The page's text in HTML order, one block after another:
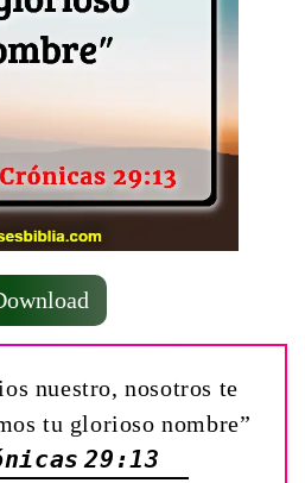
nuestro, nosotros te
tu glorioso nombre”
29:13